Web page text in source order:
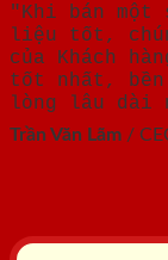
"Khi bán một
liệu tốt,
của Khách
tốt nhất, bền
lòng lâu dài
Trần Văn Lãm /